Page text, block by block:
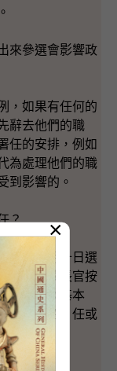
來參選會影響政
，如果有任何的
辭去他們的職
任的安排，例如
為處理他們的職
到影響的。
？
直到七月十日選
任的行政長官按
，根據《基本
中央提名、任或
×